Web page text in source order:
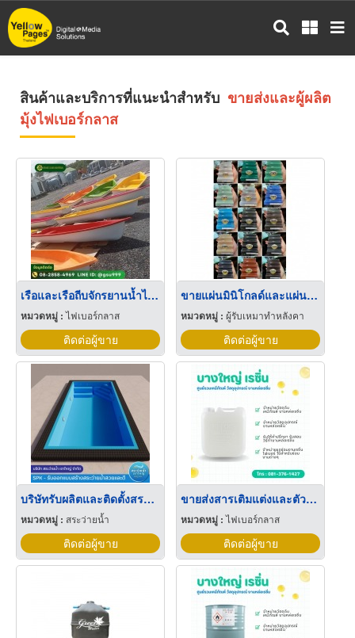
ข้าม
ไป
สินค้าและบริการที่แนะนำสำหรับ ขายส่งและผู้ผลิต
มุ้งไฟเบอร์กลาส
เรือและเรือถีบจักรยานน้ำไฟเบอร์กลาส
หมวดหมู่ :ไฟเบอร์กลาส
ติดต่อผู้ขาย
ขายแผ่นมินิโกลด์และแผ่นไฟเบอร์กลาสขาวขุ่น ระยอง
หมวดหมู่ :ผู้รับเหมาทำหลังคา
ติดต่อผู้ขาย
บริษัทรับผลิตและติดตั้งสระว่ายน้ำไฟเบอร์กลาส
หมวดหมู่ : สระว่ายน้ำ
ติดต่อผู้ขาย
ขายส่งสารเติมแต่งและตัวทำแข็ง งานเรซิ่นและไฟเบอร์กลาส คุณภาพสูง
หมวดหมู่ :ไฟเบอร์กลาส
ติดต่อผู้ขาย